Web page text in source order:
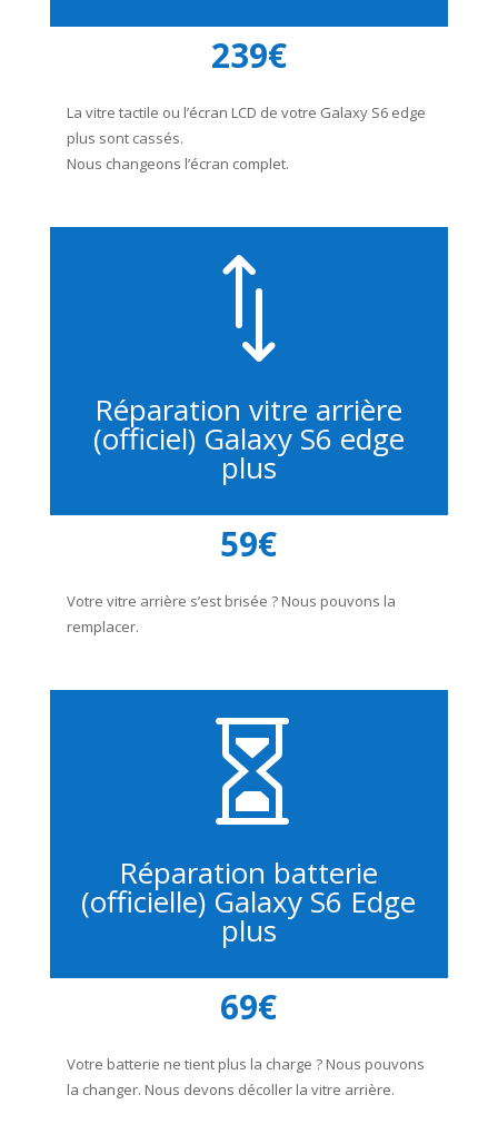
239€
La vitre tactile ou l’écran LCD de votre Galaxy S6 edge
plus sont cassés.
Nous changeons l’écran complet.
*
Réparation vitre arrière
(officiel) Galaxy S6 edge
plus
59€
Votre vitre arrière s’est brisée ? Nous pouvons la
remplacer.

Réparation batterie
(officielle) Galaxy S6 Edge
plus
69€
Votre batterie ne tient plus la charge ? Nous pouvons
la changer. Nous devons décoller la vitre arrière.